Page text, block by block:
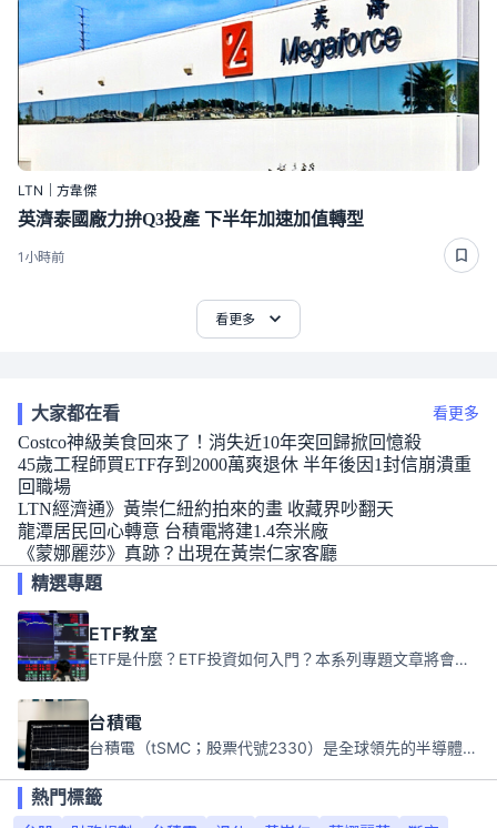
LTN｜方韋傑
英濟泰國廠力拚Q3投產 下半年加速加值轉型
1小時前
看更多
大家都在看 看更多
Costco神級美食回來了！消失近10年突回歸掀回憶殺
45歲工程師買ETF存到2000萬爽退休 半年後因1封信崩潰重
回職場
LTN經濟通》黃崇仁紐約拍來的畫 收藏界吵翻天
龍潭居民回心轉意 台積電將建1.4奈米廠
《蒙娜麗莎》真跡？出現在黃崇仁家客廳
精選專題
ETF教室
ETF是什麼？ETF投資如何入門？本系列專題文章將會告訴你新手必須知道的ETF基礎知識。
台積電
台積電（tSMC；股票代號2330）是全球領先的半導體代工公司，成立於1987年，總部位於台灣新竹。且已於美國、日本、德國及中國設廠，台積電是全球首家專業積體電路製造服務公司，也是全球最先進和最大規模的半導體代工廠。
熱門標籤